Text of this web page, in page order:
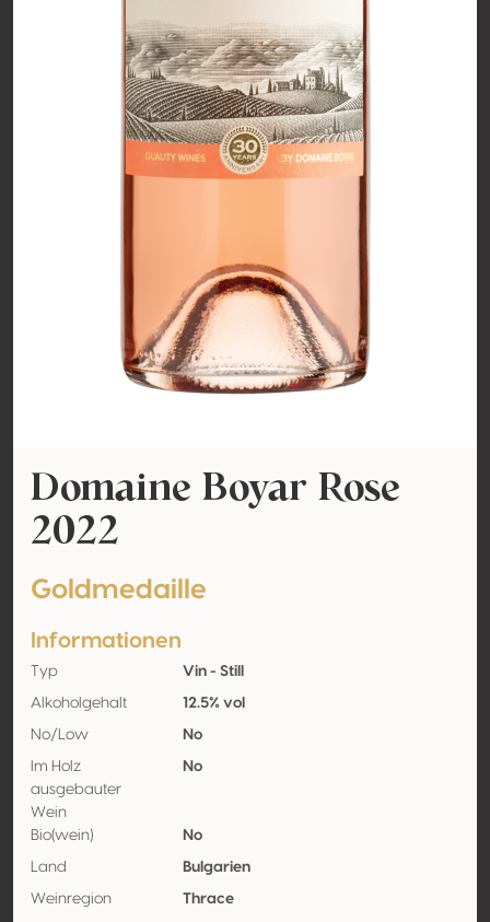
Domaine Boyar Rose
2022
Goldmedaille
Informationen
Typ Vin - Still
Alkoholgehalt 12.5% vol
No/Low No
Im Holz
ausgebauter
Wein
No
Bio(wein) No
Land Bulgarien
Weinregion Thrace